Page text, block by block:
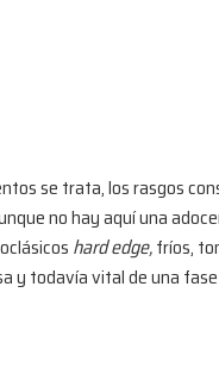
se trata, los rasgos
no hay aquí una
hard edge,fríos,
todavía vital de una